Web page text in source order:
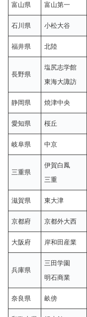
富山県 富山第一
石川県 小松大谷
福井県 北陸
長野県
塩尻志学館
東海大諏訪
静岡県 焼津中央
愛知県 桜丘
岐阜県 中京
三重県
伊賀白鳳
三重
滋賀県 東大津
京都府 京都外大西
大阪府 岸和田産業
兵庫県
三田学園
明石商業
奈良県 畝傍